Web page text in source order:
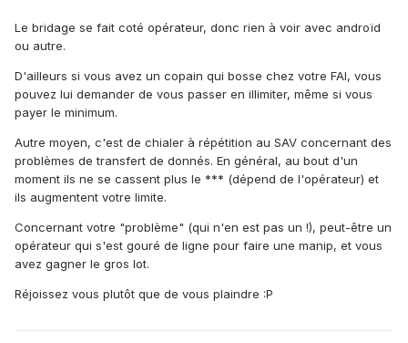
Le bridage se fait coté opérateur, donc rien à voir avec androïd
ou autre.
D'ailleurs si vous avez un copain qui bosse chez votre FAI, vous
pouvez lui demander de vous passer en illimiter, même si vous
payer le minimum.
Autre moyen, c'est de chialer à répétition au SAV concernant des
problèmes de transfert de donnés. En général, au bout d'un
moment ils ne se cassent plus le *** (dépend de l'opérateur) et
ils augmentent votre limite.
Concernant votre "problème" (qui n'en est pas un !), peut-être un
opérateur qui s'est gouré de ligne pour faire une manip, et vous
avez gagner le gros lot.
Réjoissez vous plutôt que de vous plaindre :P